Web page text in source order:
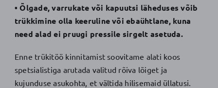
• Õlgade, varrukate või kapuutsi läheduses võib
trükkimine olla keeruline või ebaühtlane, kuna
need alad ei pruugi pressile sirgelt asetuda.
Enne trükitöö kinnitamist soovitame alati koos
spetsialistiga arutada valitud rõiva lõiget ja
kujunduse asukohta, et vältida hilisemaid üllatusi.